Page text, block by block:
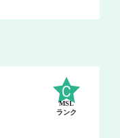
MSL
ランク